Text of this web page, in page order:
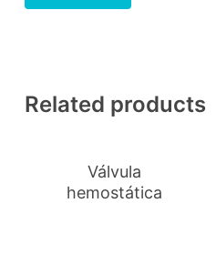
Related products
Válvula
hemostática